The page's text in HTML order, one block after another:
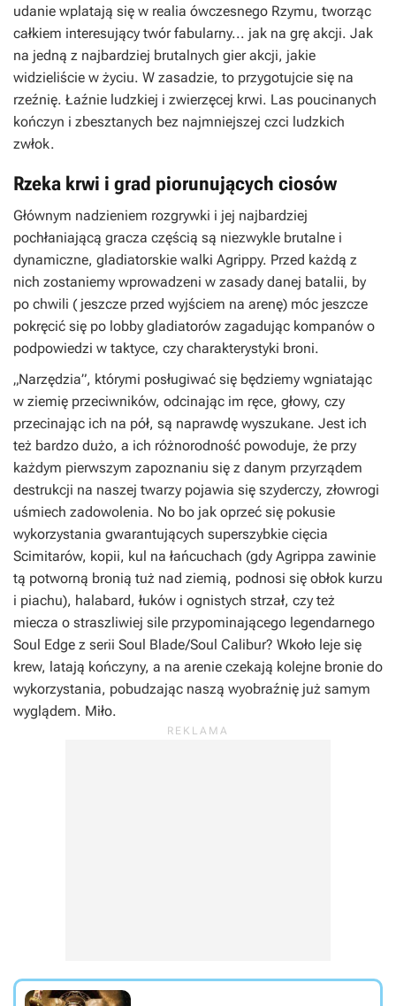
udanie wplatają się w realia ówczesnego Rzymu, tworząc
całkiem interesujący twór fabularny... jak na grę akcji. Jak
na jedną z najbardziej brutalnych gier akcji, jakie
widzieliście w życiu. W zasadzie, to przygotujcie się na
rzeźnię. Łaźnie ludzkiej i zwierzęcej krwi. Las poucinanych
kończyn i zbesztanych bez najmniejszej czci ludzkich
zwłok.
Rzeka krwi i grad piorunujących ciosów
Głównym nadzieniem rozgrywki i jej najbardziej
pochłaniającą gracza częścią są niezwykle brutalne i
dynamiczne, gladiatorskie walki Agrippy. Przed każdą z
nich zostaniemy wprowadzeni w zasady danej batalii, by
po chwili ( jeszcze przed wyjściem na arenę) móc jeszcze
pokręcić się po lobby gladiatorów zagadując kompanów o
podpowiedzi w taktyce, czy charakterystyki broni.
„Narzędzia”, którymi posługiwać się będziemy wgniatając
w ziemię przeciwników, odcinając im ręce, głowy, czy
przecinając ich na pół, są naprawdę wyszukane. Jest ich
też bardzo dużo, a ich różnorodność powoduje, że przy
każdym pierwszym zapoznaniu się z danym przyrządem
destrukcji na naszej twarzy pojawia się szyderczy, złowrogi
uśmiech zadowolenia. No bo jak oprzeć się pokusie
wykorzystania gwarantujących superszybkie cięcia
Scimitarów, kopii, kul na łańcuchach (gdy Agrippa zawinie
tą potworną bronią tuż nad ziemią, podnosi się obłok kurzu
i piachu), halabard, łuków i ognistych strzał, czy też
miecza o straszliwiej sile przypominającego legendarnego
Soul Edge z serii Soul Blade/Soul Calibur? Wkoło leje się
krew, latają kończyny, a na arenie czekają kolejne bronie do
wykorzystania, pobudzając naszą wyobraźnię już samym
wyglądem. Miło.